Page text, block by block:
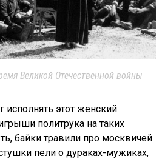
Великой Отечественной войны
этот женский
политрука на таких
байки травили про москвичей
пели о дураках-мужиках,